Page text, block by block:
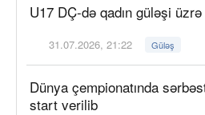
U17 DÇ-də qadın güləşi
31.07.2026, 21:22 Güləş
Dünya çempionatında
start verilib